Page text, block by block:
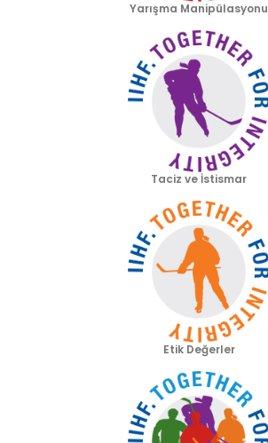
Yarışma Manipülasyonu
Taciz ve İstismar
Etik Değerler